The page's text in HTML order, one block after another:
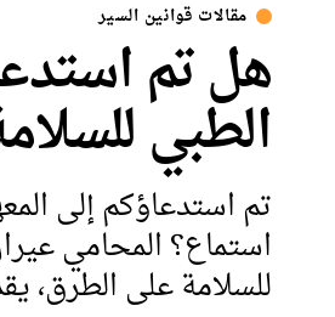
مقالات قوانين السير
هل تم
الطبي
تم استدعاؤكم إلى
استماع؟ المحامي
للسلامة على الطرق،